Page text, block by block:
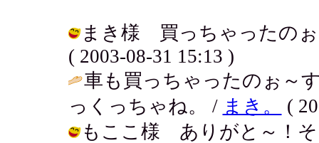
まき様 買っちゃったのぉ
( 2003-08-31 15:13 )
車も買っちゃったのぉ～
っくっちゃね。 / まき。
(
もここ様 ありがと～！そ